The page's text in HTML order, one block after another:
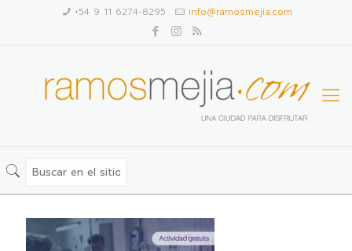
+54 9 11 6274-8295 info@ramosmejia.com